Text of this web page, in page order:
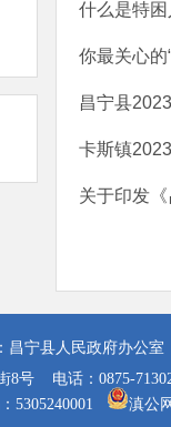
什么是特
你最关心的
昌宁县
卡斯镇
关于印发